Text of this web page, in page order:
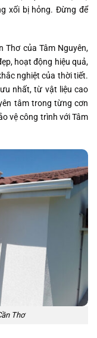
xối bị hỏng. Đừng để
Thơ của Tâm Nguyên,
hoạt động hiệu quả,
nghiệt của thời tiết.
nhất, từ vật liệu cao
tâm trong từng cơn
vệ công trình với Tâm
Thơ